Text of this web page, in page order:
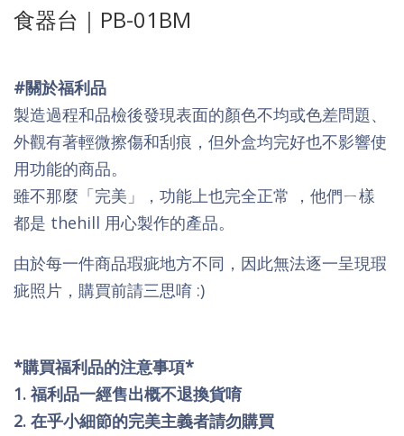
食器台｜PB-01BM
#關於福利品
製造過程和品檢後發現表面的顏色不均或色差問題、
外觀有著輕微擦傷和刮痕，但外盒均完好也不影響使
用功能的商品。
雖不那麼「完美」，功能上也完全正常 ，他們ㄧ樣
都是 thehill 用心製作的產品。
由於每一件商品瑕疵地方不同，因此無法逐一呈現瑕
疵照片，購買前請三思唷 :)
*購買福利品的注意事項*
1. 福利品一經售出概不退換貨唷
2. 在乎小細節的完美主義者請勿購買